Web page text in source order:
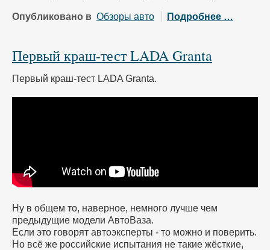
Опубликовано в Обзоры авто Подробнее …
Первый краш-тест LADA Granta
Первый краш-тест LADA Granta.
Ну в общем то, наверное, немного лучше чем
предыдущие модели АвтоВаза.
Если это говорят автоэксперты - то можно и поверить.
Но всё же российские испытания не такие жёсткие,